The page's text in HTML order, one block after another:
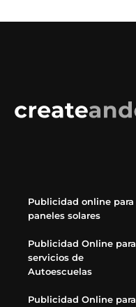
Publicidad online para
paneles solares
Publicidad Online para
servicios de
Autoescuelas
Publicidad Online para